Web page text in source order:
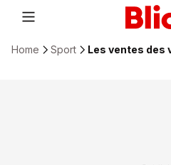
Home Sport Les ventes des